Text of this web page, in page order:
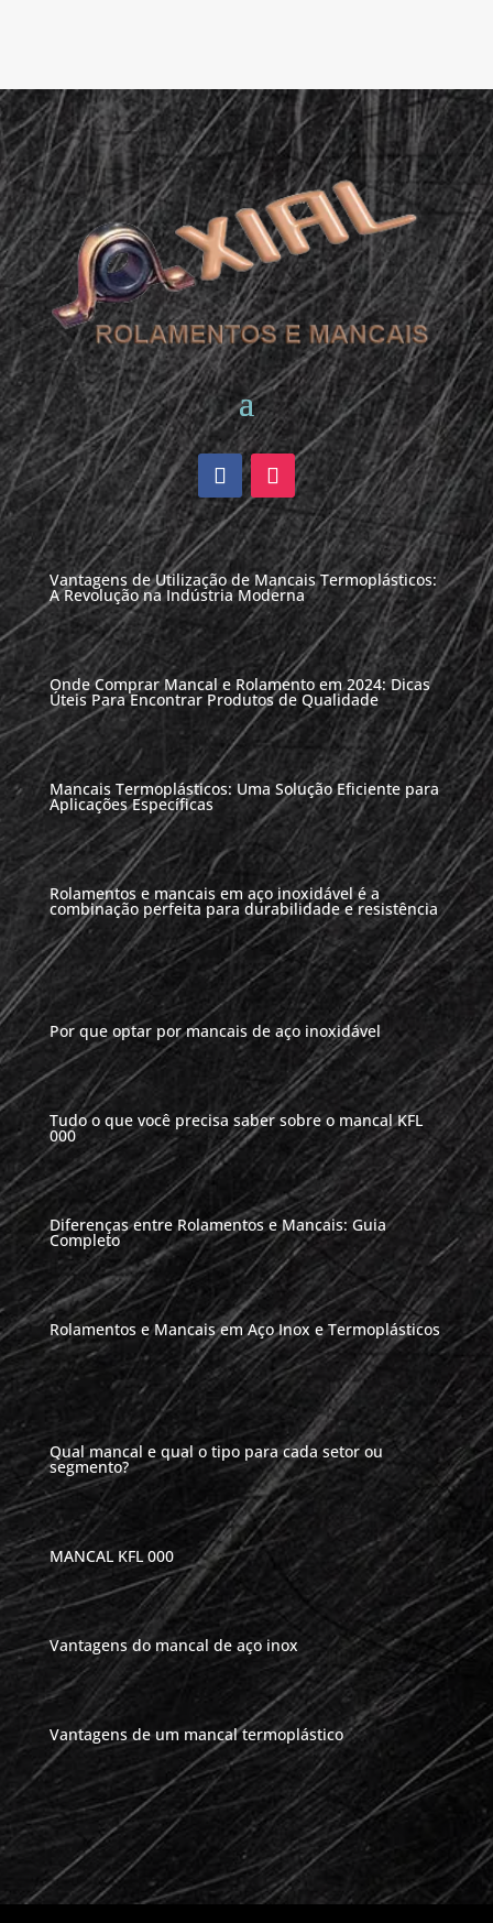
Vantagens de Utilização de Mancais Termoplásticos:
A Revolução na Indústria Moderna
Onde Comprar Mancal e Rolamento em 2024: Dicas
Úteis Para Encontrar Produtos de Qualidade
Mancais Termoplásticos: Uma Solução Eficiente para
Aplicações Específicas
Rolamentos e mancais em aço inoxidável é a
combinação perfeita para durabilidade e resistência
Por que optar por mancais de aço inoxidável
Tudo o que você precisa saber sobre o mancal KFL
000
Diferenças entre Rolamentos e Mancais: Guia
Completo
Rolamentos e Mancais em Aço Inox e Termoplásticos
Qual mancal e qual o tipo para cada setor ou
segmento?
MANCAL KFL 000
Vantagens do mancal de aço inox
Vantagens de um mancal termoplástico